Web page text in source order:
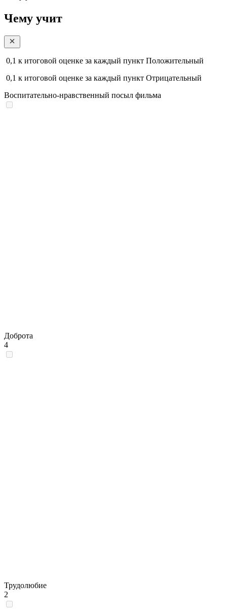
Чему учит
0,1 к итоговой оценке за каждый пункт Положительный
0,1 к итоговой оценке за каждый пункт Отрицательный
Воспитательно-нравственный посыл фильма
Доброта
4
Трудолюбие
2